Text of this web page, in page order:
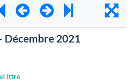
Décembre 2021
Ittre